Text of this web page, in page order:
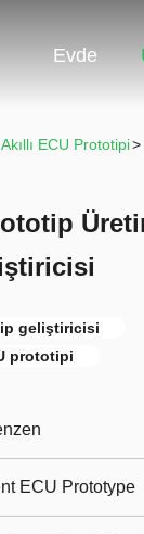
Evde
Akıllı ECU Prototipi>
geliştiricisi
prototipi
ECU Prototype